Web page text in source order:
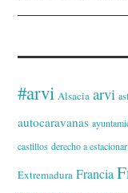
#arvi Alsacia arvi
autocaravanas
castillos derecho a estacionar
Extremadura Francia